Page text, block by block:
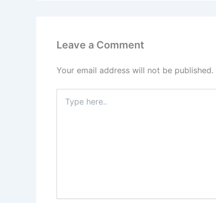
Leave a Comment
Your email address will not be published.
here..